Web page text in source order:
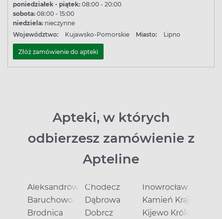
poniedziałek - piątek: 08:00 - 20:00
sobota: 08:00 - 15:00
niedziela: nieczynne
Województwo:
Kujawsko-Pomorskie Miasto: Lipno
Złóż zamówienie do apteki
Apteki, w których
odbierzesz zamówienie z
Apteline
Aleksandrów Kujawski
Baruchowo
Brodnica
Chodecz
Dąbrowa
Dobrcz
Inowrocław
Kamień Krajeński
Kijewo Królewskie